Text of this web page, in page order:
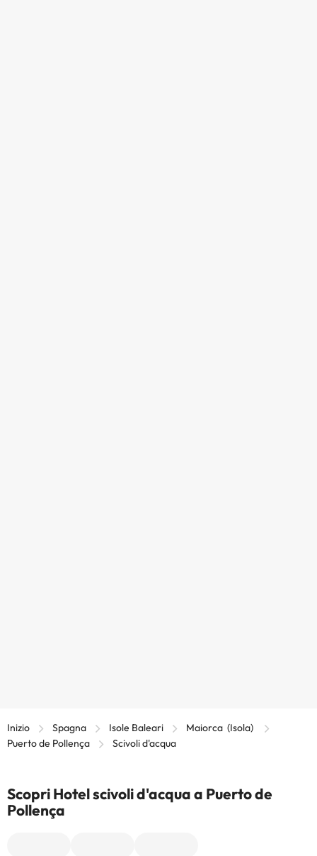
Inizio Spagna Isole Baleari
Maiorca (Isola)
Puerto de Pollença
Scivoli d'acqua
Scopri Hotel scivoli d'acqua a Puerto de
Pollença